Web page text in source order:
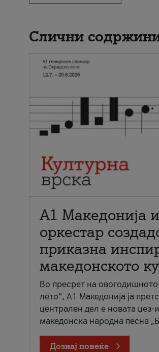
Слични
А1 Македонија
оркестар
приказна
македонското
Во пресрет на
лето“, А1 Македонија ја
централен дел е новата џез-
македонска народна песна
Дознај повеќе